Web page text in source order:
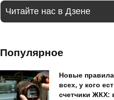
Читайте нас в Дзене
Популярное
Новые
всех, у кого
счетчики ЖКХ: